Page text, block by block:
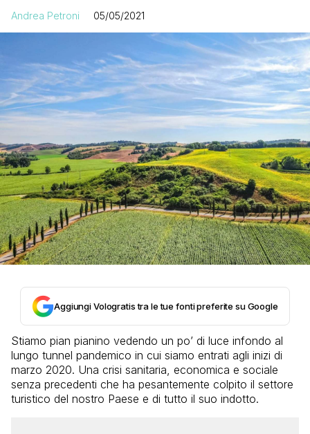
Andrea Petroni 05/05/2021
Aggiungi Vologratis tra le tue fonti preferite su Google
Stiamo pian pianino vedendo un po’ di luce infondo al
lungo tunnel pandemico in cui siamo entrati agli inizi di
marzo 2020. Una crisi sanitaria, economica e sociale
senza precedenti che ha pesantemente colpito il settore
turistico del nostro Paese e di tutto il suo indotto.